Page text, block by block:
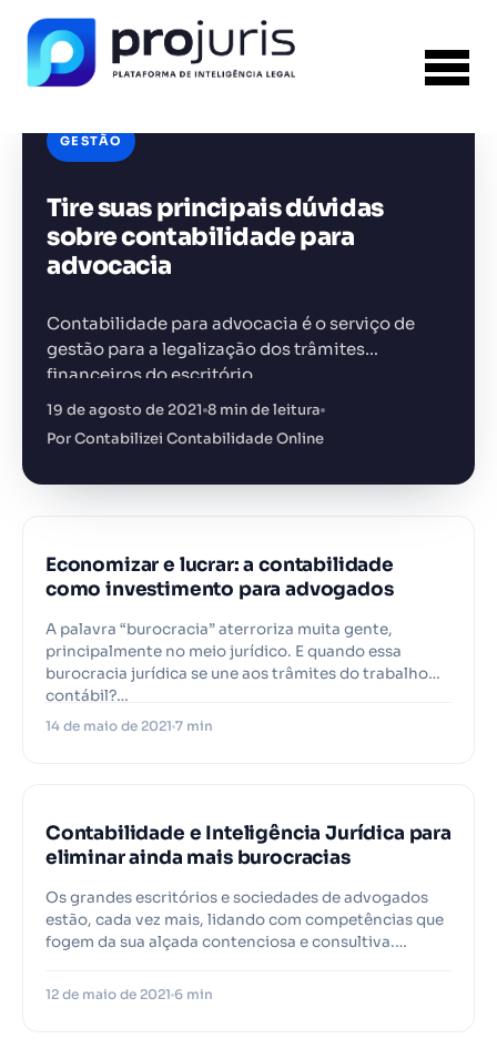
GESTÃO
Tire suas principais dúvidas
sobre contabilidade para
advocacia
Contabilidade para advocacia é o serviço de
gestão para a legalização dos trâmites
financeiros do escritório.
19 de agosto de 2021 8 min de leitura
Por Contabilizei Contabilidade Online
Economizar e lucrar: a contabilidade
como investimento para advogados
A palavra “burocracia” aterroriza muita gente,
principalmente no meio jurídico. E quando essa
burocracia jurídica se une aos trâmites do trabalho
contábil?…
14 de maio de 2021 7 min
Contabilidade e Inteligência Jurídica para
eliminar ainda mais burocracias
Os grandes escritórios e sociedades de advogados
estão, cada vez mais, lidando com competências que
fogem da sua alçada contenciosa e consultiva.…
12 de maio de 2021 6 min
FERRAMENTA RECOMENDADA PARA ESTE
CONTEÚDO
Template PPT Jurídico
JS MC AR KL +14.000 juristas